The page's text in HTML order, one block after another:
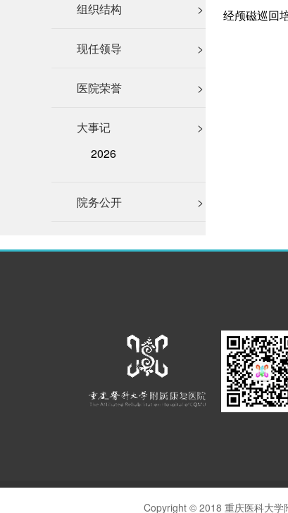
组织结构 >
现任领导 >
医院荣誉 >
大事记
>
2026
院务公开 >
经颅磁巡回
Copyright © 2018 重庆医科大